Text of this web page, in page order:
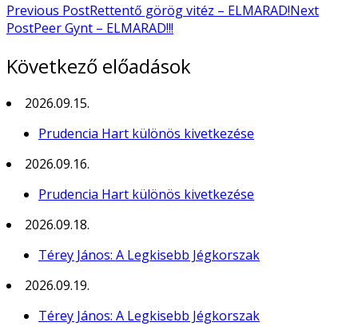
Previous PostRettentő görög vitéz – ELMARAD!Next
PostPeer Gynt – ELMARAD!!!
Következő előadások
2026.09.15.
Prudencia Hart különös kivetkezése
2026.09.16.
Prudencia Hart különös kivetkezése
2026.09.18.
Térey János: A Legkisebb Jégkorszak
2026.09.19.
Térey János: A Legkisebb Jégkorszak